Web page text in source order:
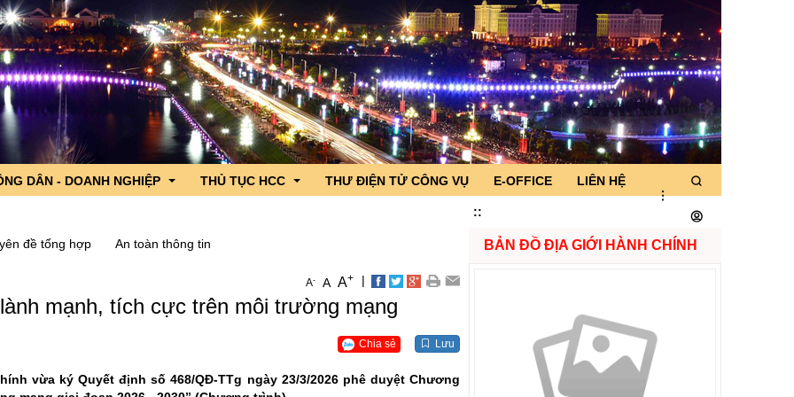
đạo
ngành
lần thứ 4 năm 2026
DÂN - DOANH NGHIỆP
dân - Doanh nghiệp hỏi, Cơ quan nhà nước trả lời
hình xuất nhập khẩu qua cửa khẩu
THỦ TỤC HCC
CSDL Quốc gia về TTHC
TTHC nội bộ cơ quan HCNN
THƯ ĐIỆN TỬ CÔNG VỤ E-OFFICE LIÊN HỆ
::
đề tổng hợp An toàn thông tin
A- A A+ |
mạnh, tích cực trên môi trường mạng
Chia sẻ Lưu
vừa ký Quyết định số 468/QĐ-TTg ngày 23/3/2026 phê duyệt Chương
BẢN ĐỒ ĐỊA GIỚI HÀNH CHÍNH